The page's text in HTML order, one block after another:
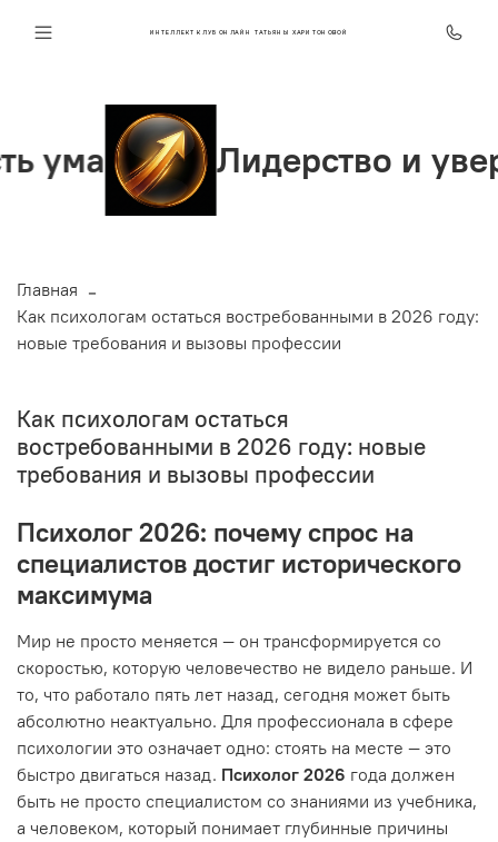
ИНТЕЛЛЕКТ КЛУБ ОНЛАЙН ТАТЬЯНЫ ХАРИТОНОВОЙ
Лидерство и
Главная
Как психологам остаться востребованными в 2026 году:
новые требования и вызовы профессии
Как психологам остаться
востребованными в 2026 году: новые
требования и вызовы профессии
Психолог 2026: почему спрос на
специалистов достиг исторического
максимума
Мир не просто меняется — он трансформируется со
скоростью, которую человечество не видело раньше. И
то, что работало пять лет назад, сегодня может быть
абсолютно неактуально. Для профессионала в сфере
психологии это означает одно: стоять на месте — это
быстро двигаться назад. Психолог 2026 года должен
быть не просто специалистом со знаниями из учебника,
а человеком, который понимает глубинные причины